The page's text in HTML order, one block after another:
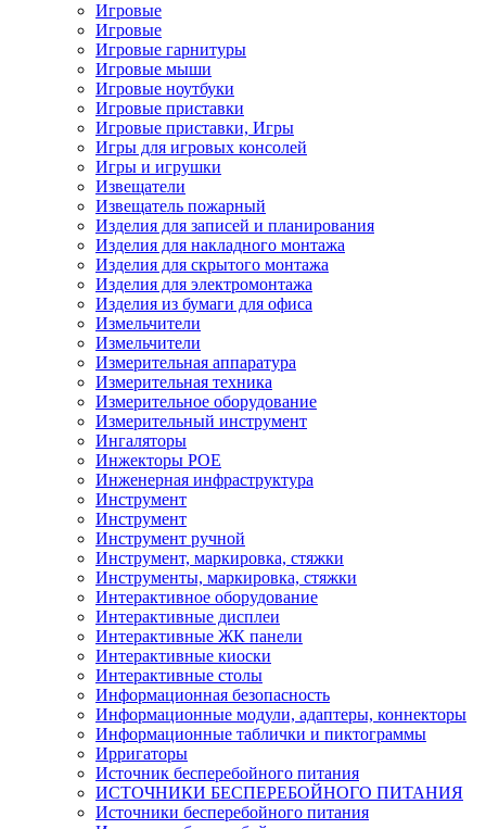
Игровые
Игровые
Игровые гарнитуры
Игровые мыши
Игровые ноутбуки
Игровые приставки
Игровые приставки, Игры
Игры для игровых консолей
Игры и игрушки
Извещатели
Извещатель пожарный
Изделия для записей и планирования
Изделия для накладного монтажа
Изделия для скрытого монтажа
Изделия для электромонтажа
Изделия из бумаги для офиса
Измельчители
Измельчители
Измерительная аппаратура
Измерительная техника
Измерительное оборудование
Измерительный инструмент
Ингаляторы
Инжекторы POE
Инженерная инфраструктура
Инструмент
Инструмент
Инструмент ручной
Инструмент, маркировка, стяжки
Инструменты, маркировка, стяжки
Интерактивное оборудование
Интерактивные дисплеи
Интерактивные ЖК панели
Интерактивные киоски
Интерактивные столы
Информационная безопасность
Информационные модули, адаптеры, коннекторы
Информационные таблички и пиктограммы
Ирригаторы
Источник бесперебойного питания
ИСТОЧНИКИ БЕСПЕРЕБОЙНОГО ПИТАНИЯ
Источники бесперебойного питания